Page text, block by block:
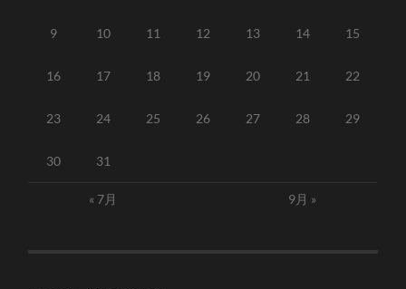
9 10 11 12 13 14 15
16 17 18 19 20 21 22
23 24 25 26 27 28 29
30 31
« 7月 9月 »